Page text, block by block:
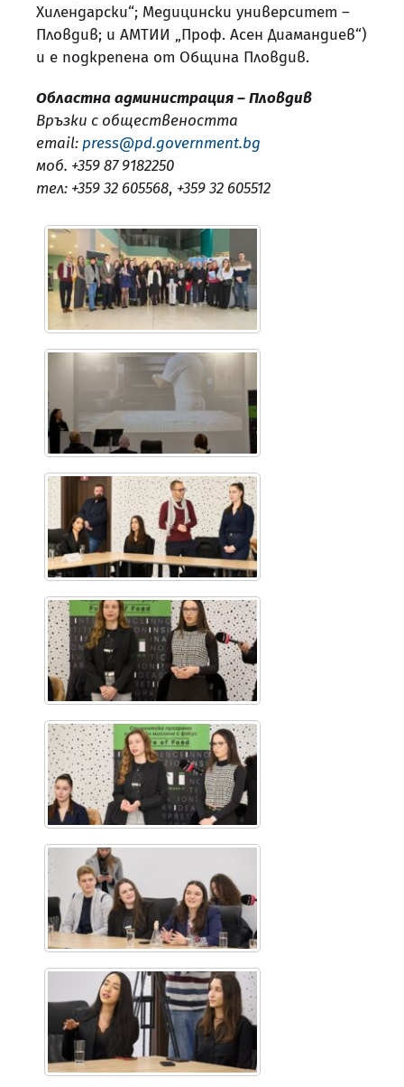
Хилендарски“; Медицински университет –
Пловдив; и АМТИИ „Проф. Асен Диамандиев“)
и е подкрепена от Община Пловдив.
Областна администрация – Пловдив
Връзки с обществеността
email: press@pd.government.bg
моб. +359 87 9182250
тел: +359 32 605568, +359 32 605512